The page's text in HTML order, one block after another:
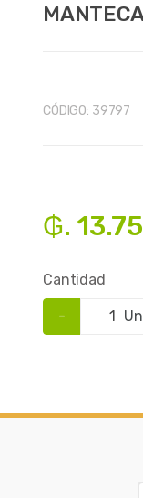
CÓDIGO: 39797
₲.
Cantidad
-